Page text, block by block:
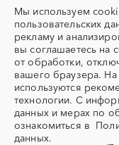
НЕНЕЦКОГО
АВТОНОМНОГО
ГОСУДАРСТВЕННОЕ
КАЗЕННОЕ
РЯЗАНСКОЙ
"ЦЕНТР ЗАКУПОК
РЯЗАНСКОЙ
6234151768
Мы используем
пользовательских
рекламу и
вы соглашаетесь на
от обработки,
вашего браузера. На
используются
технологии. С
данных и мерах по
ознакомиться в
данных.